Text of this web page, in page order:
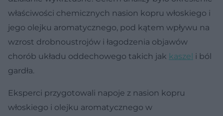
właściwości chemicznych nasion kopru włoskiego i
jego olejku aromatycznego, pod kątem wpływu na
wzrost drobnoustrojów i łagodzenia objawów
chorób układu oddechowego takich jak kaszel i ból
gardła.
Eksperci przygotowali napoje z nasion kopru
włoskiego i olejku aromatycznego w